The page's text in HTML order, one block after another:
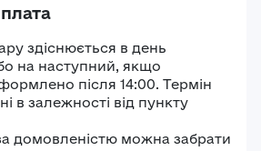
здіснюється в день
на наступний, якщо
після 14:00. Термін
в залежності від пункту
домовленістю можна забрати